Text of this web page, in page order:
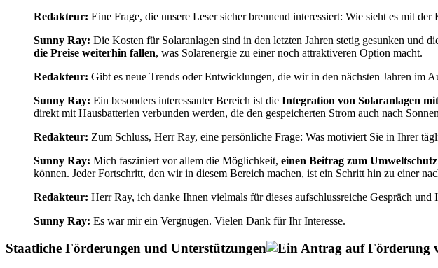
Redakteur: Eine Frage, die unsere Leser sicher brennend interessiert: Wie sieht es mit
Sunny Ray: Die Kosten für Solaranlagen sind in den letzten Jahren stetig gesunken und
die Preise weiterhin fallen, was Solarenergie zu einer noch attraktiveren Option macht.
Redakteur: Gibt es neue Trends oder Entwicklungen, die wir in den nächsten Jahren im
Sunny Ray: Ein besonders interessanter Bereich ist die Integration von Solaranlagen
direkt mit Hausbatterien verbunden werden, die den gespeicherten Strom auch nach
Redakteur: Zum Schluss, Herr Ray, eine persönliche Frage: Was motiviert Sie in Ihrer
Sunny Ray: Mich fasziniert vor allem die Möglichkeit, einen Beitrag zum
können. Jeder Fortschritt, den wir in diesem Bereich machen, ist ein Schritt hin zu einer
Redakteur: Herr Ray, ich danke Ihnen vielmals für dieses aufschlussreiche Gespräch und
Sunny Ray: Es war mir ein Vergnügen. Vielen Dank für Ihr Interesse.
Staatliche Förderungen und Unterstützungen